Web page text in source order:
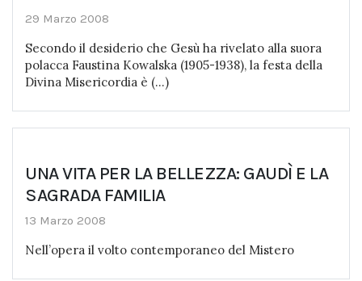
29 Marzo 2008
Secondo il desiderio che Gesù ha rivelato alla suora
polacca Faustina Kowalska (1905-1938), la festa della
Divina Misericordia è (...)
UNA VITA PER LA BELLEZZA: GAUDÌ E LA
SAGRADA FAMILIA
13 Marzo 2008
Nell’opera il volto contemporaneo del Mistero